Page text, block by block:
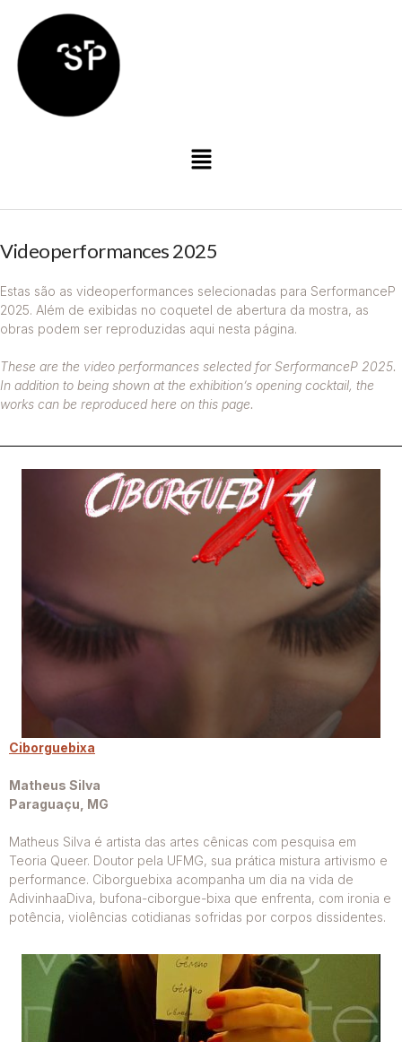
Videoperformances 2025
Estas são as videoperformances selecionadas para SerformanceP
2025. Além de exibidas no coquetel de abertura da mostra, as
obras podem ser reproduzidas aqui nesta página.
These are the video performances selected for SerformanceP 2025.
In addition to being shown at the exhibition’s opening cocktail, the
works can be reproduced here on this page.
Ciborguebixa
Matheus Silva
Paraguaçu, MG
Matheus Silva é artista das artes cênicas com pesquisa em
Teoria Queer. Doutor pela UFMG, sua prática mistura artivismo e
performance. Ciborguebixa acompanha um dia na vida de
AdivinhaaDiva, bufona-ciborgue-bixa que enfrenta, com ironia e
potência, violências cotidianas sofridas por corpos dissidentes.